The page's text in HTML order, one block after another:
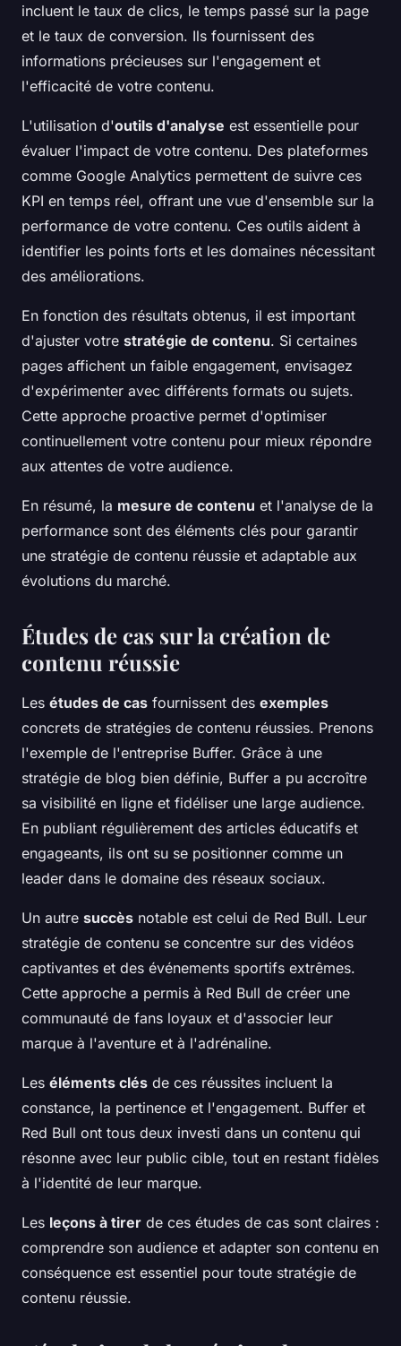
incluent le taux de clics, le temps passé sur la page
et le taux de conversion. Ils fournissent des
informations précieuses sur l'engagement et
l'efficacité de votre contenu.
L'utilisation d'outils d'analyse est essentielle pour
évaluer l'impact de votre contenu. Des plateformes
comme Google Analytics permettent de suivre ces
KPI en temps réel, offrant une vue d'ensemble sur la
performance de votre contenu. Ces outils aident à
identifier les points forts et les domaines nécessitant
des améliorations.
En fonction des résultats obtenus, il est important
d'ajuster votre stratégie de contenu. Si certaines
pages affichent un faible engagement, envisagez
d'expérimenter avec différents formats ou sujets.
Cette approche proactive permet d'optimiser
continuellement votre contenu pour mieux répondre
aux attentes de votre audience.
En résumé, la mesure de contenu et l'analyse de la
performance sont des éléments clés pour garantir
une stratégie de contenu réussie et adaptable aux
évolutions du marché.
Études de cas sur la création de
contenu réussie
Les études de cas fournissent des exemples
concrets de stratégies de contenu réussies. Prenons
l'exemple de l'entreprise Buffer. Grâce à une
stratégie de blog bien définie, Buffer a pu accroître
sa visibilité en ligne et fidéliser une large audience.
En publiant régulièrement des articles éducatifs et
engageants, ils ont su se positionner comme un
leader dans le domaine des réseaux sociaux.
Un autre succès notable est celui de Red Bull. Leur
stratégie de contenu se concentre sur des vidéos
captivantes et des événements sportifs extrêmes.
Cette approche a permis à Red Bull de créer une
communauté de fans loyaux et d'associer leur
marque à l'aventure et à l'adrénaline.
Les éléments clés de ces réussites incluent la
constance, la pertinence et l'engagement. Buffer et
Red Bull ont tous deux investi dans un contenu qui
résonne avec leur public cible, tout en restant fidèles
à l'identité de leur marque.
Les leçons à tirer de ces études de cas sont claires :
comprendre son audience et adapter son contenu en
conséquence est essentiel pour toute stratégie de
contenu réussie.